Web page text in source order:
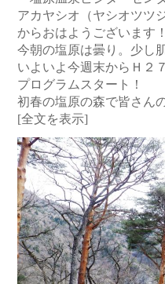
アカヤシオ（ヤシオツツ
からおはようございます！
今朝の塩原は曇り。少し
いよいよ今週末からＨ２
プログラムスタート！
初春の塩原の森で皆さん
[全文を表示]